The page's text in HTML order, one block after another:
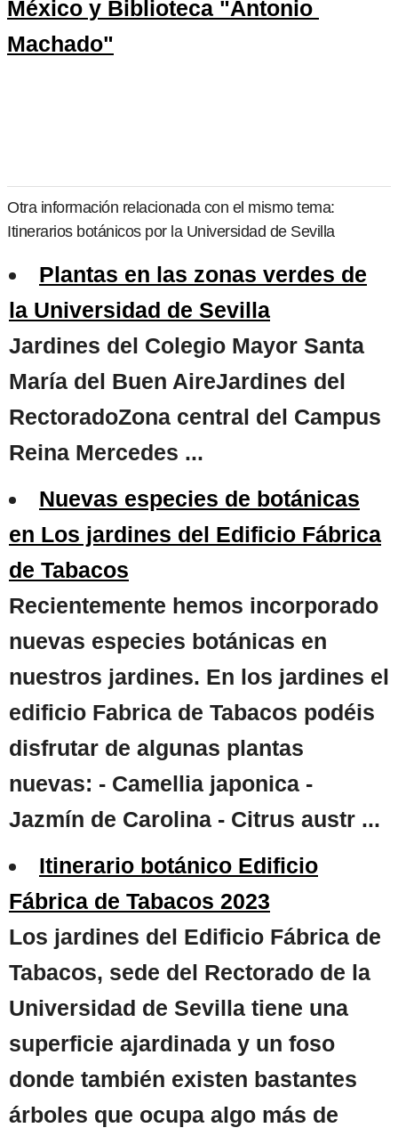
México y Biblioteca "Antonio
Machado"
Otra información relacionada con el mismo tema:
Itinerarios botánicos por la Universidad de Sevilla
Plantas en las zonas verdes de
la Universidad de Sevilla
Jardines del Colegio Mayor Santa
María del Buen AireJardines del
RectoradoZona central del Campus
Reina Mercedes ...
Nuevas especies de botánicas
en Los jardines del Edificio Fábrica
de Tabacos
Recientemente hemos incorporado
nuevas especies botánicas en
nuestros jardines. En los jardines el
edificio Fabrica de Tabacos podéis
disfrutar de algunas plantas
nuevas: - Camellia japonica -
Jazmín de Carolina - Citrus austr ...
Itinerario botánico Edificio
Fábrica de Tabacos 2023
Los jardines del Edificio Fábrica de
Tabacos, sede del Rectorado de la
Universidad de Sevilla tiene una
superficie ajardinada y un foso
donde también existen bastantes
árboles que ocupa algo más de